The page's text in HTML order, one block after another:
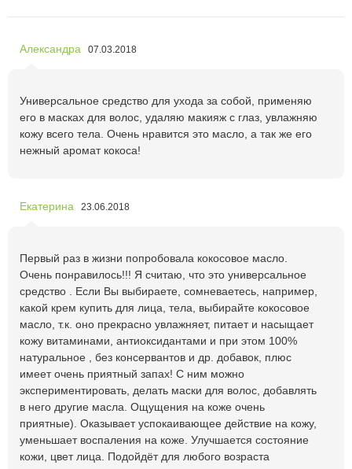
Александра 07.03.2018
Универсальное средство для ухода за собой, применяю
его в масках для волос, удаляю макияж с глаз, увлажняю
кожу всего тела. Очень нравится это масло, а так же его
нежный аромат кокоса!
Екатерина 23.06.2018
Первый раз в жизни попробовала кокосовое масло.
Очень понравилось!!! Я считаю, что это универсальное
средство . Если Вы выбираете, сомневаетесь, например,
какой крем купить для лица, тела, выбирайте кокосовое
масло, т.к. оно прекрасно увлажняет, питает и насыщает
кожу витаминами, антиоксидантами и при этом 100%
натуральное , без консервантов и др. добавок, плюс
имеет очень приятный запах! С ним можно
экспериментировать, делать маски для волос, добавлять
в него другие масла. Ощущения на коже очень
приятные). Оказывает успокаивающее действие на кожу,
уменьшает воспаления на коже. Улучшается состояние
кожи, цвет лица. Подойдёт для любого возраста